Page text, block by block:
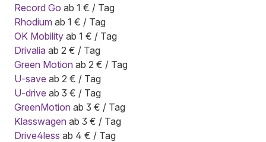
Record Go ab 1 € / Tag
Rhodium ab 1 € / Tag
OK Mobility ab 1 € / Tag
Drivalia ab 2 € / Tag
Green Motion ab 2 € / Tag
U-save ab 2 € / Tag
U-drive ab 3 € / Tag
GreenMotion ab 3 € / Tag
Klasswagen ab 3 € / Tag
Drive4less ab 4 € / Tag